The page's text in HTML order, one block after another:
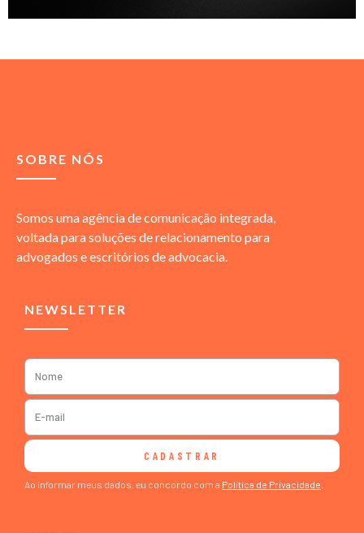
SOBRE NÓS
Somos uma agência de comunicação integrada,
voltada para soluções de relacionamento para
advogados e escritórios de advocacia.
NEWSLETTER
CADASTRAR
Ao informar meus dados, eu concordo com a Política de Privacidade